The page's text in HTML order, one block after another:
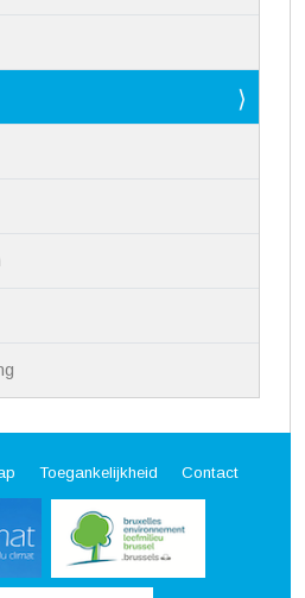
Toegankelijkheid Contact